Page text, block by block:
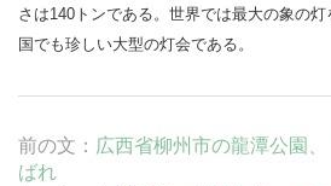
さは140トンである。世界では最大の象の
国でも珍しい大型の灯会である。
前の文： 広西省柳州市の龍潭公園
ばれ